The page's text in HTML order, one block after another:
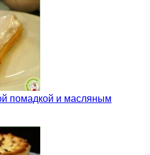
помадкой и масляным